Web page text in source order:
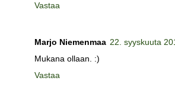
Vastaa
Marjo Niemenmaa 22. syyskuuta
Mukana ollaan. :)
Vastaa